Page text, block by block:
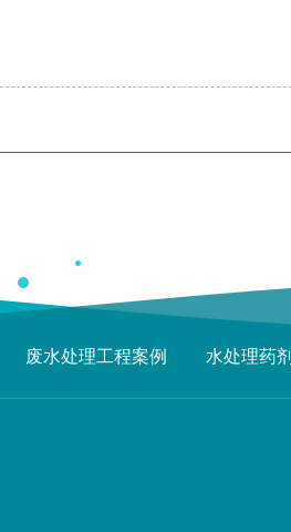
废水处理工程案例 水处理药剂